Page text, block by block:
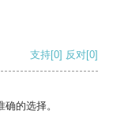
支持[0] 反对[0]
的选择。